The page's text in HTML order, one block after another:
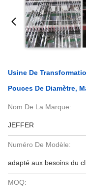
Usine De
Pouces De Diamètre,
Nom De La Marque:
JEFFER
Numéro De Modèle:
adapté aux besoins du
MOQ: